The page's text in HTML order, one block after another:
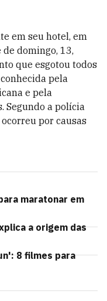
em seu hotel, em
domingo, 13,
que esgotou todos
pela
e pela
Segundo a polícia
por causas
maratonar em
a origem das
8 filmes para